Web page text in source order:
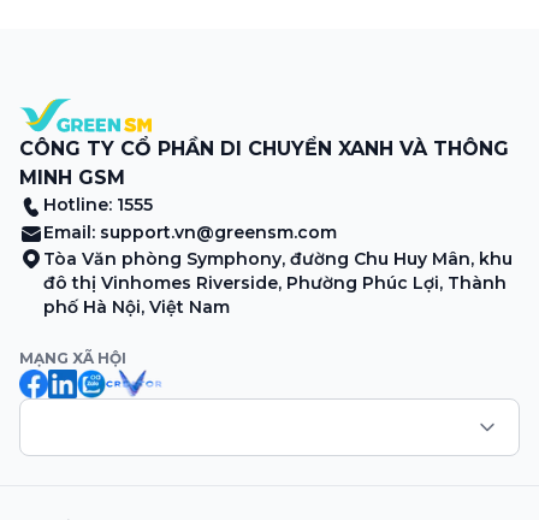
CÔNG TY CỔ PHẦN DI CHUYỂN XANH VÀ THÔNG
MINH GSM
Hotline: 1555
Email: support.vn@greensm.com
Tòa Văn phòng Symphony, đường Chu Huy Mân, khu
đô thị Vinhomes Riverside, Phường Phúc Lợi, Thành
phố Hà Nội, Việt Nam
MẠNG XÃ HỘI